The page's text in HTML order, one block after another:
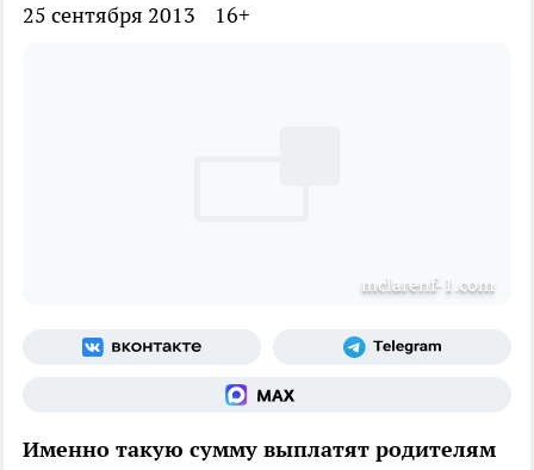
25 сентября 2013 16+
mclarenf-1.com
Именно такую сумму выплатят родителям